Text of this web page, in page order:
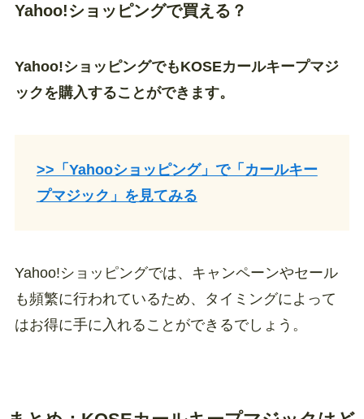
Yahoo!ショッピングで買える？
Yahoo!ショッピングでもKOSEカールキープマジ
ックを購入することができます。
>>「Yahooショッピング」で「カールキー
プマジック」を見てみる
Yahoo!ショッピングでは、キャンペーンやセール
も頻繁に行われているため、タイミングによって
はお得に手に入れることができるでしょう。